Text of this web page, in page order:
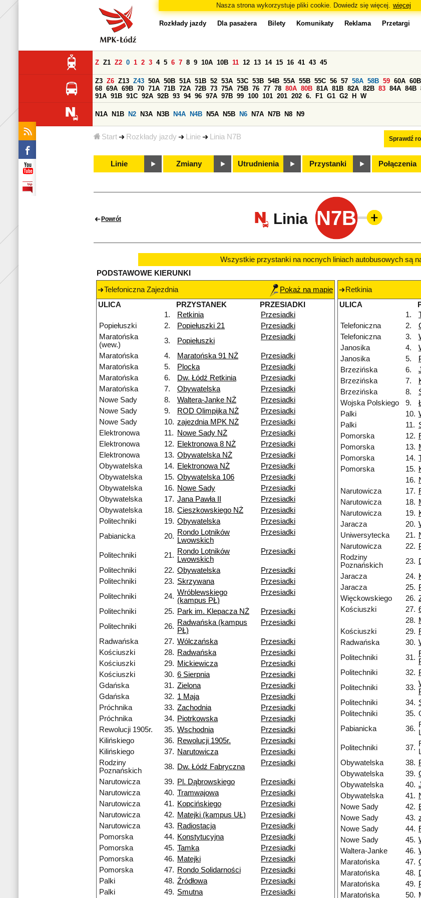
Nasza strona wykorzystuje pliki cookie. Dowiedz się więcej. więcej
Start Rozkłady jazdy Linie Linia N7B
Rozkłady jazdy Dla pasażera Bilety Komunikaty Reklama Przetargi
Sprawdź
Z Z1 Z2 0 1 2 3 4 5 6 7 8 9 10A 10B 11 12 13 14 15 16 41 43 45
Z3 Z6 Z13 Z43 50A 50B 51A 51B 52 53A 53C 53B 54B 55A 55B 55C 56 57 58A 58B 59 60A 60B
68 69A 69B 70 71A 71B 72A 72B 73 75A 75B 76 77 78 80A 80B 81A 81B 82A 82B 83 84A 84B
91A 91B 91C 92A 92B 93 94 96 97A 97B 99 100 101 201 202 6. F1 G1 G2 H W
N1A N1B N2 N3A N3B N4A N4B N5A N5B N6 N7A N7B N8 N9
Linie Zmiany Utrudnienia Przystanki Połączenia
Powrót Linia N7B
Wszystkie przystanki na nocnych liniach autobusowych są
PODSTAWOWE KIERUNKI
Telefoniczna Zajezdnia
Pokaż na mapie
ULICA
PRZYSTANEK
PRZESIADKI
1.
Retkinia
Przesiadki
Popiełuszki
2. Popiełuszki 21
Przesiadki
Maratońska
(wew.)
3. Popiełuszki Przesiadki
Maratońska 4. Maratońska 91 NŻ
Przesiadki
Maratońska
5. Plocka
Przesiadki
Maratońska
6. Dw. Łódź Retkinia
Przesiadki
Maratońska
7. Obywatelska
Przesiadki
Nowe Sady
8. Waltera-Janke NŻ
Przesiadki
Nowe Sady
9. ROD Olimpijka NŻ
Przesiadki
Nowe Sady
10. zajezdnia MPK NŻ
Przesiadki
Elektronowa
11. Nowe Sady NŻ
Przesiadki
Elektronowa
12. Elektronowa 8 NŻ
Przesiadki
Elektronowa
13. Obywatelska NŻ
Przesiadki
Obywatelska
14. Elektronowa NŻ
Przesiadki
Obywatelska
15. Obywatelska 106
Przesiadki
Obywatelska
16. Nowe Sady
Przesiadki
Obywatelska
17. Jana Pawła II
Przesiadki
Obywatelska
18. Cieszkowskiego NŻ
Przesiadki
Politechniki
19. Obywatelska
Przesiadki
Pabianicka
20. Rondo Lotników
Lwowskich
Przesiadki
Politechniki 21. Rondo Lotników
Lwowskich
Przesiadki
Politechniki 22. Obywatelska
Przesiadki
Politechniki
23. Skrzywana
Przesiadki
Politechniki
24. Wróblewskiego
(kampus PŁ)
Przesiadki
Politechniki 25. Park im. Klepacza NŻ
Przesiadki
Politechniki
26. Radwańska (kampus
PŁ)
Przesiadki
Radwańska 27. Wólczańska
Przesiadki
Kościuszki
28. Radwańska
Przesiadki
Kościuszki
29. Mickiewicza
Przesiadki
Kościuszki
30. 6 Sierpnia
Przesiadki
Gdańska
31. Zielona
Przesiadki
Gdańska
32. 1 Maja
Przesiadki
Próchnika
33. Zachodnia
Przesiadki
Próchnika
34. Piotrkowska
Przesiadki
Rewolucji 1905r.
35. Wschodnia
Przesiadki
Kilińskiego
36. Rewolucji 1905r.
Przesiadki
Kilińskiego
37. Narutowicza
Przesiadki
Rodziny
Poznańskich
38. Dw. Łódź Fabryczna Przesiadki
Narutowicza 39. Pl. Dąbrowskiego
Przesiadki
Narutowicza
40. Tramwajowa
Przesiadki
Narutowicza
41. Kopcińskiego
Przesiadki
Narutowicza
42. Matejki (kampus UŁ)
Przesiadki
Narutowicza
43. Radiostacja
Przesiadki
Pomorska
44. Konstytucyjna
Przesiadki
Pomorska
45. Tamka
Przesiadki
Pomorska
46. Matejki
Przesiadki
Pomorska
47. Rondo Solidarności
Przesiadki
Palki
48. Źródłowa
Przesiadki
Palki
49. Smutna Przesiadki
Retkinia
ULICA
1.
Telefoniczna
2.
Telefoniczna
3.
Janosika
4.
Janosika
5.
Brzezińska
6.
Brzezińska
7.
Brzezińska
8.
Wojska Polskiego
9.
Palki
10.
Palki
11.
Pomorska
12.
Pomorska
13.
Pomorska
14.
Pomorska
15.
16.
Narutowicza
17.
Narutowicza
18.
Narutowicza
19.
Jaracza
20.
Uniwersytecka
21.
Narutowicza
22.
Rodziny
Poznańskich
23.
Jaracza 24.
Jaracza
25.
Więckowskiego
26.
Kościuszki
27.
28.
Kościuszki
29.
Radwańska
30.
Politechniki
31.
Politechniki 32.
Politechniki
33.
Politechniki 34.
Politechniki
35.
Pabianicka
36.
Politechniki
37.
Obywatelska
38.
Obywatelska
39.
Obywatelska
40.
Obywatelska
41.
Nowe Sady
42.
Nowe Sady
43.
Nowe Sady
44.
Nowe Sady
45.
Waltera-Janke
46.
Maratońska
47.
Maratońska
48.
Maratońska
49.
Maratońska
50.